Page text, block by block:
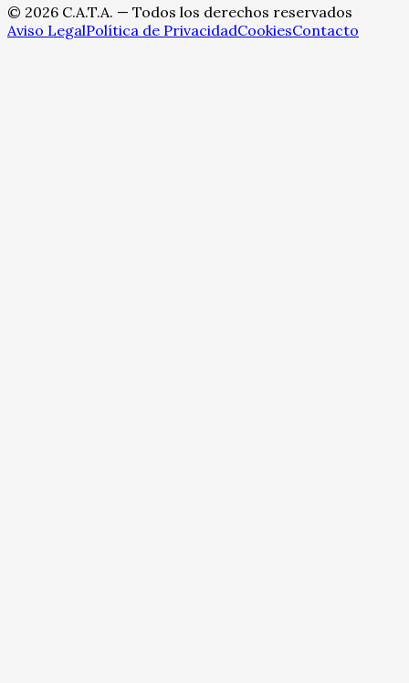
© 2026 C.A.T.A. — Todos los derechos reservados
Aviso LegalPolítica de PrivacidadCookiesContacto